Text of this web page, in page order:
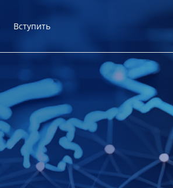
Вступить